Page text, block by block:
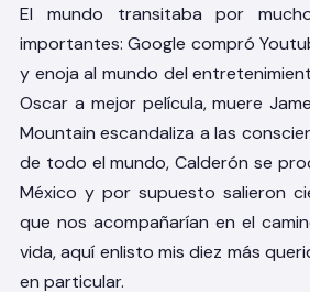
El mundo transitaba por
importantes: Google compró
y enoja al mundo del
Oscar a mejor película, muere
Mountain escandaliza a las
de todo el mundo, Calderón se
México y por supuesto salieron
que nos acompañarían en el
vida, aquí enlisto mis diez más
en particular.